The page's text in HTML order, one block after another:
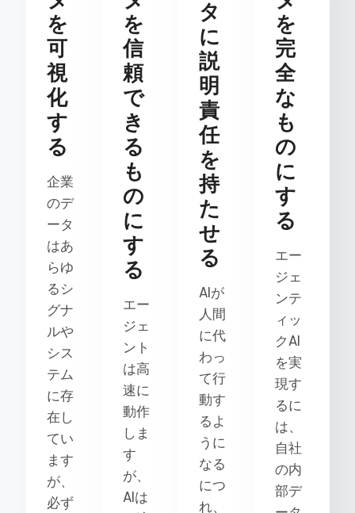
を
可
視
化
す
る
企業
のデ
ータ
はあ
らゆ
るシ
グナ
ルや
シス
テム
に存
在し
てい
ます
が、
必ず
を
信
頼
で
き
る
も
の
に
す
る
エー
ジェ
ント
は高
速に
動作
しま
す
が、
AIは
タ
に
説
明
責
任
を
持
た
せ
る
AIが
人間
に代
わっ
て行
動す
るよ
うに
なる
につ
れ、
を
完
全
な
も
の
に
す
る
エー
ジェ
ンテ
ィッ
クAI
を実
現す
るに
は、
自社
の内
部デ